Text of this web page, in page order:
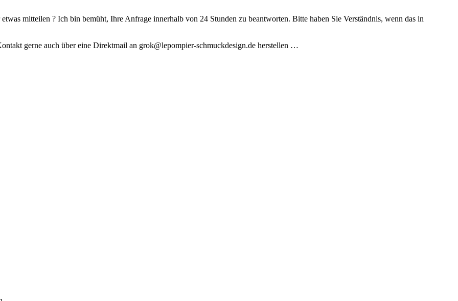
mitteilen ? Ich bin bemüht, Ihre Anfrage innerhalb von 24 Stunden zu beantworten. Bitte haben Sie Verständnis, wenn das in
gerne auch über eine Direktmail an grok@lepompier-schmuckdesign.de herstellen …